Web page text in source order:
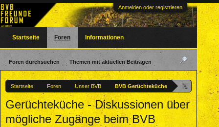
Anmelden oder registrieren
Startseite Foren Unser BVB BVB Gerüchteküche
Gerüchteküche - Diskussionen über
mögliche Zugänge beim BVB
Startseite Foren
Foren durchsuchen Themen mit aktuellen Beiträgen
Informationen